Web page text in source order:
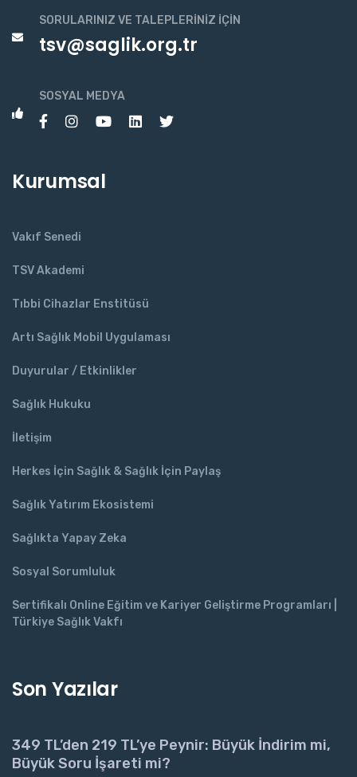
SORULARINIZ VE TALEPLERINIZ İÇIN
tsv@saglik.org.tr
SOSYAL MEDYA
Kurumsal
Vakıf Senedi
TSV Akademi
Tıbbi Cihazlar Enstitüsü
Artı Sağlık Mobil Uygulaması
Duyurular / Etkinlikler
Sağlık Hukuku
İletişim
Herkes İçin Sağlık & Sağlık İçin Paylaş
Sağlık Yatırım Ekosistemi
Sağlıkta Yapay Zeka
Sosyal Sorumluluk
Sertifikalı Online Eğitim ve Kariyer Geliştirme Programları |
Türkiye Sağlık Vakfı
Son Yazılar
349 TL’den 219 TL’ye Peynir: Büyük İndirim mi,
Büyük Soru İşareti mi?